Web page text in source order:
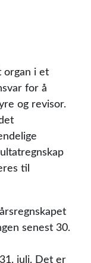
organ i et
for å
og revisor.
til
senest 30.
juli. Det er